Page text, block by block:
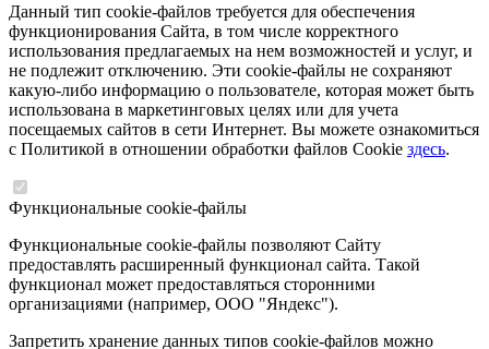
Данный тип cookie-файлов требуется для обеспечения
функционирования Сайта, в том числе корректного
использования предлагаемых на нем возможностей и услуг, и
не подлежит отключению. Эти cookie-файлы не сохраняют
какую-либо информацию о пользователе, которая может быть
использована в маркетинговых целях или для учета
посещаемых сайтов в сети Интернет. Вы можете ознакомиться
с Политикой в отношении обработки файлов Cookie здесь.
Функциональные cookie-файлы
Функциональные cookie-файлы позволяют Сайту
предоставлять расширенный функционал сайта. Такой
функционал может предоставляться сторонними
организациями (например, ООО "Яндекс").
Запретить хранение данных типов cookie-файлов можно